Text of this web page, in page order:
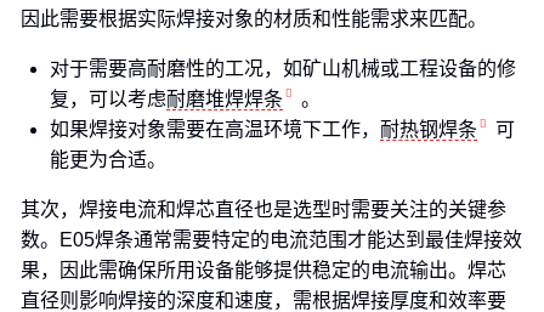
因此需要根据实际焊接对象的材质和性能需求来匹配。
对于需要高耐磨性的工况，如矿山机械或工程设备的修
复，可以考虑耐磨堆焊焊条
。
如果焊接对象需要在高温环境下工作， 耐热钢焊条
可
能更为合适。
其次，焊接电流和焊芯直径也是选型时需要关注的关键参
数。E05焊条通常需要特定的电流范围才能达到最佳焊接效
果，因此需确保所用设备能够提供稳定的电流输出。焊芯
直径则影响焊接的深度和速度，需根据焊接厚度和效率要